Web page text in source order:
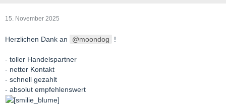
15. November 2025
Herzlichen Dank an moondog !
- toller Handelspartner
- netter Kontakt
- schnell gezahlt
- absolut empfehlenswert